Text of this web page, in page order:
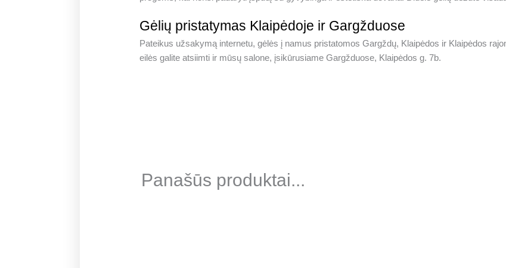
Gėlių pristatymas Klaipėdoje ir Gargžduose
Pateikus užsakymą internetu, gėlės į namus pristatomos Gargždų, Klaipėdos ir Klaipėdos
eilės galite atsiimti ir mūsų salone, įsikūrusiame Gargžduose, Klaipėdos g. 7b.
Panašūs produktai...